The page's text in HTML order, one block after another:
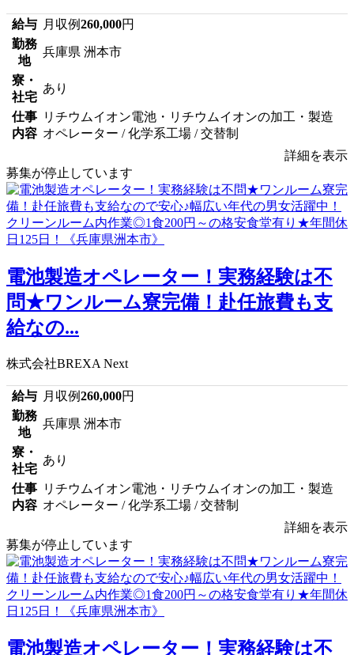
給与 月収例260,000円
勤務
地
兵庫県 洲本市
寮・
社宅
あり
仕事
内容
リチウムイオン電池・リチウムイオンの加工・製造
オペレーター / 化学系工場 / 交替制
詳細を表示
募集が停止しています
電池製造オペレーター！実務経験は不
問★ワンルーム寮完備！赴任旅費も支
給なの...
株式会社BREXA Next
給与 月収例260,000円
勤務
地
兵庫県 洲本市
寮・
社宅
あり
仕事
内容
リチウムイオン電池・リチウムイオンの加工・製造
オペレーター / 化学系工場 / 交替制
詳細を表示
募集が停止しています
電池製造オペレーター！実務経験は不